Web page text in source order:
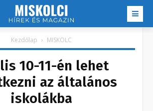
Kezdőlap MISKOLC
10-11-én lehet
az általános
iskolákba